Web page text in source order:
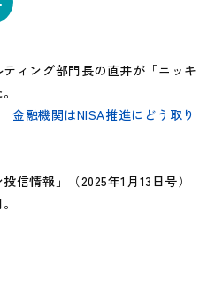
ィング部門長の直井が「ニッキ
融機関はNISA推進にどう取り
信情報」（2025年1月13日号）